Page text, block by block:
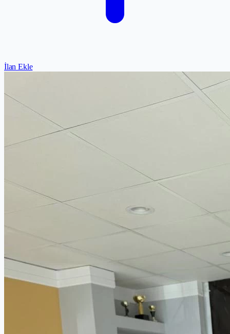
İlan Ekle